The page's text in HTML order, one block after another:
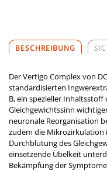
BESCHREIBUNG
Der Vertigo Complex von
standardisierten
B, ein spezieller
Gleichgewichtssinn
neuronale Reorganisation
zudem die Mikrozirkulation
Durchblutung des
einsetzende Übelkeit
Bekämpfung der